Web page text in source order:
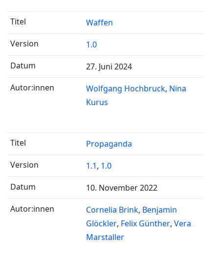
Waffen
1.0
27. Juni 2024
Wolfgang Hochbruck Nina
Kurus
Propaganda
1.1, 1.0
10. November 2022
Cornelia Brink Benjamin
Glöckler Felix Günther Vera
Marstaller